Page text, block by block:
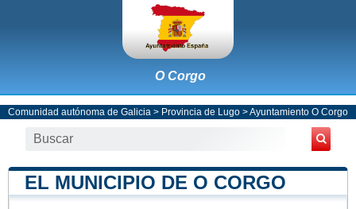
O Corgo
Comunidad autónoma de Galicia > Provincia de Lugo >Ayuntamiento O Corgo
EL MUNICIPIO DE O CORGO